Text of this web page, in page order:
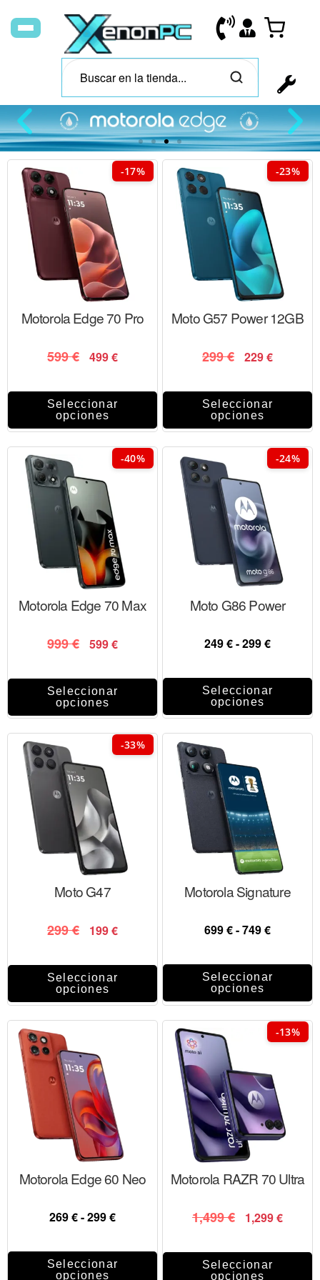
Motorola Edge -17%
Motorola Edge 70 Pro
599€ 499€
Seleccionar
opciones
-23%
Moto G57 Power 12GB
299€ 229€
Seleccionar
opciones
-40%
Motorola Edge 70 Max
999€ 599€
Seleccionar
opciones
-24%
Moto G86 Power
249€-299€
Seleccionar
opciones
-33%
Moto G47
299€ 199€
Seleccionar
opciones
Motorola Signature
699€-749€
Seleccionar
opciones
Motorola Edge 60 Neo
269€-299€
Seleccionar
opciones
-13%
Motorola RAZR 70 Ultra
1,499€ 1,299€
Seleccionar
opciones